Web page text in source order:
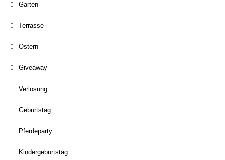
Garten
Terrasse
Ostern
Giveaway
Verlosung
Geburtstag
Pferdeparty
Kindergeburtstag